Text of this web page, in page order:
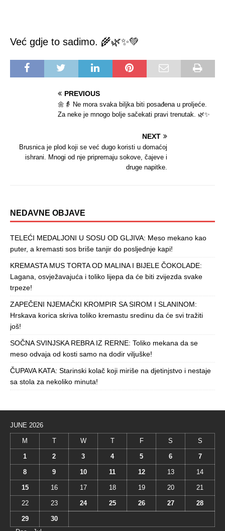
Već gdje to sadimo. 🌾🌿✨💚
PREVIOUS
🌼👵 Ne mora svaka biljka biti posađena u proljeće.
Za neke je mnogo bolje sačekati pravi trenutak. 🌿✨
NEXT
Brusnica je plod koji se već dugo koristi u domaćoj
ishrani. Mnogi od nje pripremaju sokove, čajeve i
druge napitke.
NEDAVNE OBJAVE
TELEĆI MEDALJONI U SOSU OD GLJIVA: Meso mekano kao
puter, a kremasti sos briše tanjir do posljednje kapi!
KREMASTA MUS TORTA OD MALINA I BIJELE ČOKOLADE:
Lagana, osvježavajuća i toliko lijepa da će biti zvijezda svake
trpeze!
ZAPEČENI NJEMAČKI KROMPIR SA SIROM I SLANINOM:
Hrskava korica skriva toliko kremastu sredinu da će svi tražiti
još!
SOČNA SVINJSKA REBRA IZ RERNE: Toliko mekana da se
meso odvaja od kosti samo na dodir viljuške!
ČUPAVA KATA: Starinski kolač koji miriše na djetinjstvo i nestaje
sa stola za nekoliko minuta!
JUNE 2026
M T W T F S S
1 2 3 4 5 6 7
8 9 10 11 12 13 14
15 16 17 18 19 20 21
22 23 24 25 26 27 28
29
30